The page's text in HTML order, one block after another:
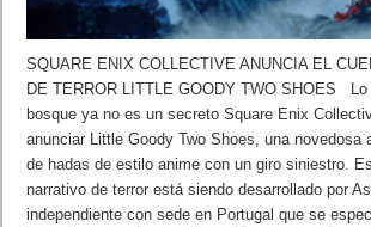
SQUARE ENIX COLLECTIVE ANUNCIA EL
DE TERROR LITTLE GOODY TWO SHOES Lo
bosque ya no es un secreto Square Enix
anunciar Little Goody Two Shoes, una novedosa
de hadas de estilo anime con un giro siniestro.
narrativo de terror está siendo desarrollado por
independiente con sede en Portugal que se